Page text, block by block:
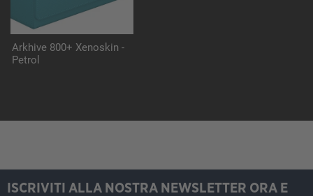
Arkhive 800+ Xenoskin -
Petrol
ISCRIVITI ALLA NOSTRA NEWSLETTER ORA E